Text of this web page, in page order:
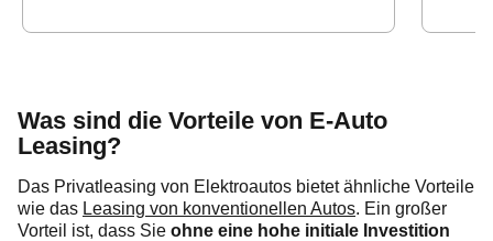
Was sind die Vorteile von E-Auto
Leasing?
Das Privatleasing von Elektroautos bietet ähnliche Vorteile
wie das Leasing von konventionellen Autos. Ein großer
Vorteil ist, dass Sie ohne eine hohe initiale Investition